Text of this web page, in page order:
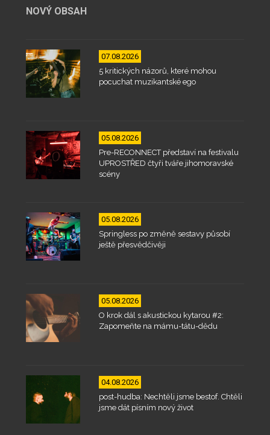
NOVÝ OBSAH
07.08.2026
5 kritických názorů, které mohou
pocuchat muzikantské ego
05.08.2026
Pre-RECONNECT představí na festivalu
UPROSTŘED čtyři tváře jihomoravské
scény
05.08.2026
Springless po změně sestavy působí
ještě přesvědčivěji
05.08.2026
O krok dál s akustickou kytarou #2:
Zapomeňte na mámu-tátu-dědu
04.08.2026
post-hudba: Nechtěli jsme bestof. Chtěli
jsme dát písním nový život